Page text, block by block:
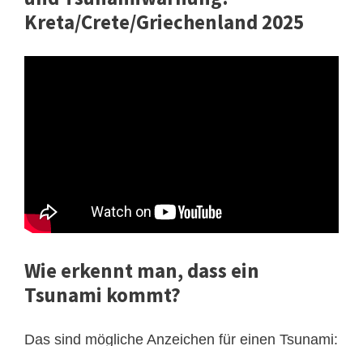
Kreta/Crete/Griechenland 2025
Wie erkennt man, dass ein
Tsunami kommt?
Das sind mögliche Anzeichen für einen Tsunami: